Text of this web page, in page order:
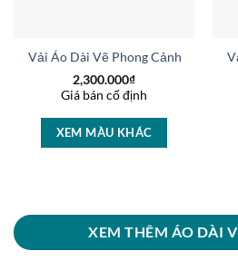
Vải Áo Dài Vẽ Phong Cảnh Vừa Ra
2,300.000₫
Giá bán cố định
XEM MÀU KHÁC
Vừa Ra AD V51025
XEM THÊM ÁO DÀI